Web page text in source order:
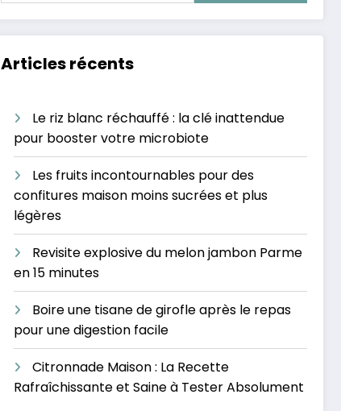
Articles récents
Le riz blanc réchauffé : la clé inattendue
pour booster votre microbiote
Les fruits incontournables pour des
confitures maison moins sucrées et plus
légères
Revisite explosive du melon jambon Parme
en 15 minutes
Boire une tisane de girofle après le repas
pour une digestion facile
Citronnade Maison : La Recette
Rafraîchissante et Saine à Tester Absolument